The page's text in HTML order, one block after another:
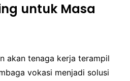
untuk Masa
akan tenaga kerja terampil
vokasi menjadi solusi